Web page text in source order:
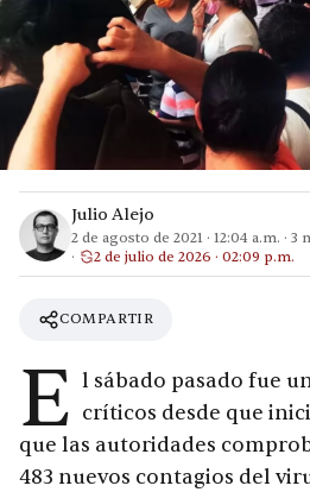
Julio Alejo
2 de agosto de 2021 · 12:04 a.m. · 3
2 de julio de 2026 · 02:09 p.m.
COMPARTIR
E l sábado pasado fue
críticos desde que
que las autoridades
483 nuevos contagios del